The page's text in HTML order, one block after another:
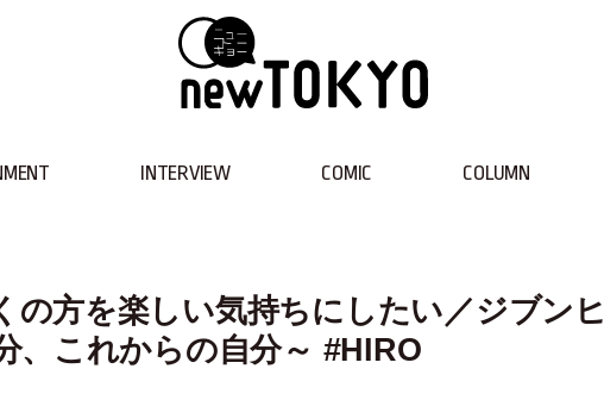
INTERVIEW COMIC COLUMN
の方を楽しい気持ちにしたい／ジブンヒ
、これからの自分～ #HIRO